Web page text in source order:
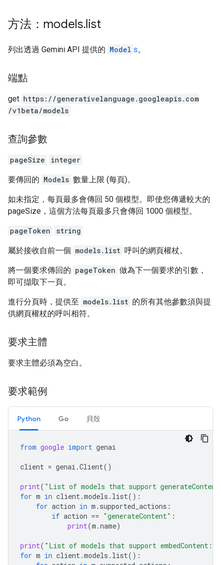
方法：models.list
列出透過 Gemini API 提供的 Model s。
端點
get https: / /generativelanguage.googleapis.com
/v1beta/models
查詢參數
pageSize integer
要傳回的 Models 數量上限 (每頁)。
如未指定，每頁最多會傳回 50 個模型。即使您傳遞較大的
pageSize，這個方法每頁最多只會傳回 1000 個模型。
pageToken string
屬於接收自前一個 models.list 呼叫的網頁權杖。
將一個要求傳回的 pageToken 做為下一個要求的引數，
即可擷取下一頁。
進行分頁時，提供至 models.list 的所有其他參數須與提
供網頁權杖的呼叫相符。
要求主體
要求主體必須為空白。
要求範例
Python Go 貝殼
from google import genai
client = genai .Client()
print( "List of models that support
for m in client.models . list():
for action in m . supported_actions :
if action == "generateContent" :
print(m .name)
print( "List of models that support embedContent:
for m in client.models . list():